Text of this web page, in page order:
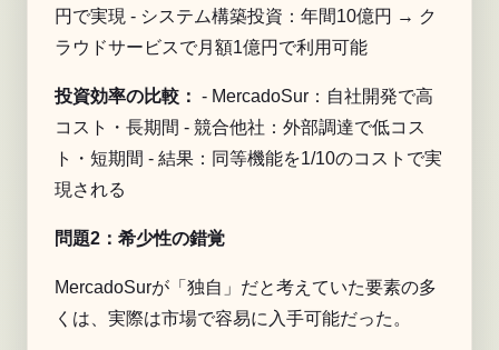
円で実現 - システム構築投資：年間10億円 → ク
ラウドサービスで月額1億円で利用可能
投資効率の比較： - MercadoSur：自社開発で高
コスト・長期間 - 競合他社：外部調達で低コス
ト・短期間 - 結果：同等機能を1/10のコストで実
現される
問題2：希少性の錯覚
MercadoSurが「独自」だと考えていた要素の多
くは、実際は市場で容易に入手可能だった。